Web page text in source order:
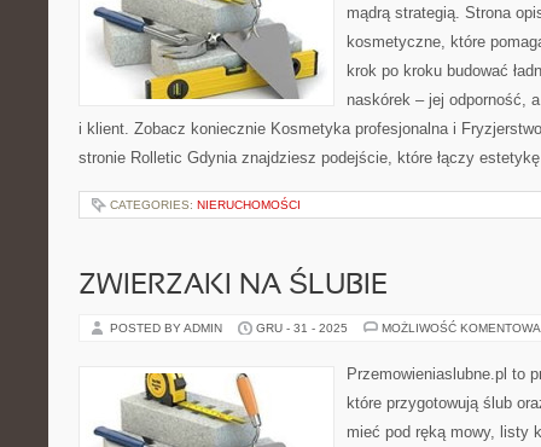
mądrą strategią. Strona
kosmetyczne, które
krok po kroku budować
naskórek – jej odporność,
i klient. Zobacz koniecznie Kosmetyka profesjonalna i
stronie Rolletic Gdynia znajdziesz podejście, które łączy
CATEGORIES: NIERUCHOMOŚCI
ZWIERZAKI NA ŚLUBIE
POSTED BY ADMIN GRU - 31 - 2025 MOŻLIWOŚĆ
Przemowieniaslubne.pl to
które przygotowują ślub
mieć pod ręką mowy, listy